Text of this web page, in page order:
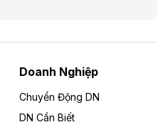
phát điện Bắc Giang do
môi trường Bắc Giang làm
Doanh Nghiệp
Chuyển Động DN
DN Cần Biết